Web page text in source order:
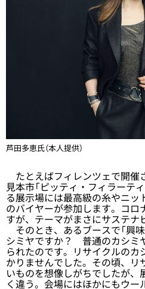
芦田多恵氏（本人提供）
たとえばフィレンツェで開催
見本市「ピッティ・フィラーテ
る展示場には最高級の糸やニッ
のバイヤーが参加します。コロ
すが、テーマがまさにサステナ
そのとき、あるブースで「興
シミヤですか？ 普通のカシミ
られたのです。リサイクルの
かりませんでした。その頃、
いものを想像しがちでしたが、
く違う。会場にはほかにもウ